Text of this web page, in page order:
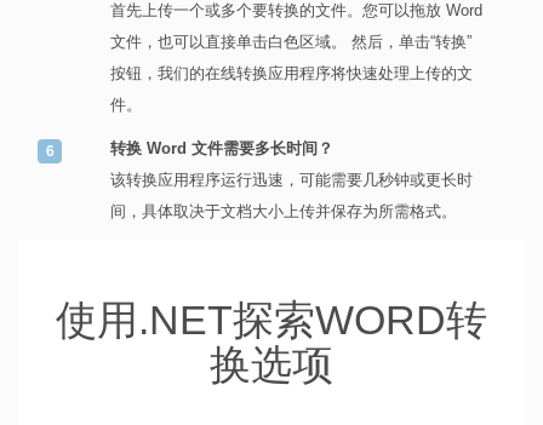
首先上传一个或多个要转换的文件。您可以拖放 Word
文件，也可以直接单击白色区域。 然后，单击“转换”
按钮，我们的在线转换应用程序将快速处理上传的文
件。
转换 Word 文件需要多长时间？
该转换应用程序运行迅速，可能需要几秒钟或更长时
间，具体取决于文档大小上传并保存为所需格式。
使用.NET探索WORD转
换选项